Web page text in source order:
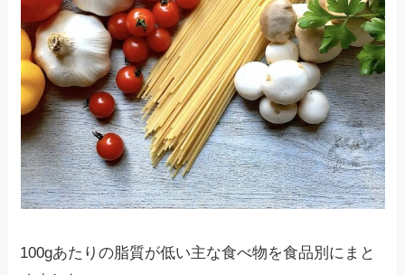
100gあたりの脂質が低い主な食べ物を食品別にまと